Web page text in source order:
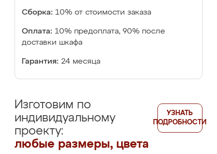
Сборка: 10% от стоимости заказа
Оплата: 10% предоплата, 90% после
доставки шкафа
Гарантия: 24 месяца
Изготовим по
индивидуальному
проекту:
любые размеры, цвета
УЗНАТЬ
ПОДРОБНОСТИ